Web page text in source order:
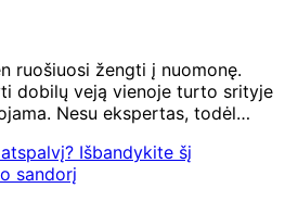
ruošiuosi žengti į nuomonę.
dobilų veją vienoje turto srityje
Nesu ekspertas, todėl…